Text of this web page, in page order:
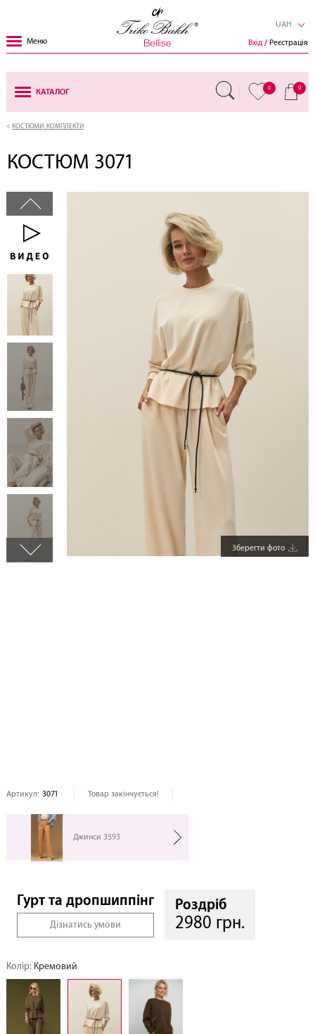
UAH
Меню
КАТАЛОГ
0 0
Вхід / Реєстрація
КОСТЮМИ, КОМПЛЕКТИ
КОСТЮМ 3071
Зберегти фото
Артикул: 3071 Товар закінчується!
Джинси 3593
Гурт та дропшиппінг
Дізнатись умови
Роздріб
2980 грн.
Колір: Кремовий